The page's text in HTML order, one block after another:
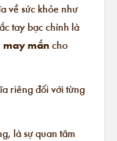
về sức khỏe như
tay bạc chính là
mắncho
riêng đối với từng
là sự quan tâm